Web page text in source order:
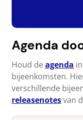
Agenda
Houd de agenda
bijeenkomsten.
verschillende
releasenotesvan